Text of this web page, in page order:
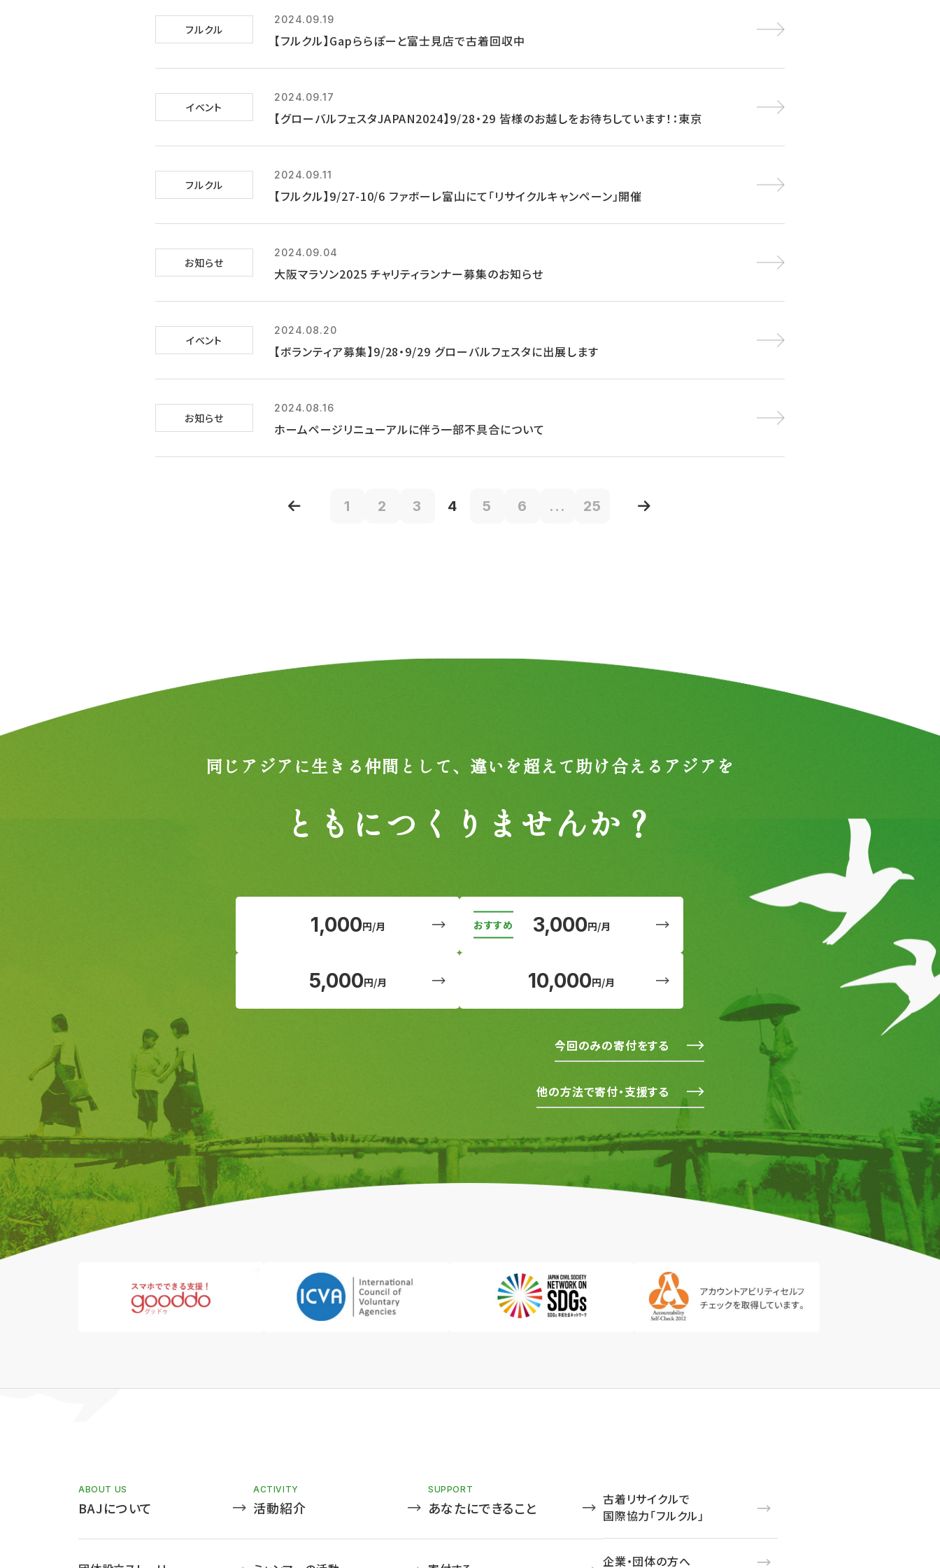
フルクル
2024.09.19
【フルクル】Gapららぽーと富士見店で古着回収中
イベント
2024.09.17
【グローバルフェスタJAPAN2024】9/28・29 皆様のお越しをお待ちしています！：東京
フルクル
2024.09.11
【フルクル】9/27-10/6 ファボーレ富山にて「リサイクルキャンペーン」開催
お知らせ
2024.09.04
大阪マラソン2025 チャリティランナー募集のお知らせ
イベント
2024.08.20
【ボランティア募集】9/28・9/29 グローバルフェスタに出展します
お知らせ
2024.08.16
ホームページリニューアルに伴う一部不具合について
1 2 3 4 5 6 ... 25
同じアジアに生きる仲間として、 違いを超えて助け合えるアジアを
ともにつくりませんか？
1,000円/月 3,000円/月
5,000円/月 10,000円/月
今回のみの寄付をする
他の方法で寄付・支援する
ABOUT US
BAJについて
ACTIVITY
活動紹介
SUPPORT
あなたにできること
古着リサイクルで
国際協力「フルクル」
企業・団体の方へ